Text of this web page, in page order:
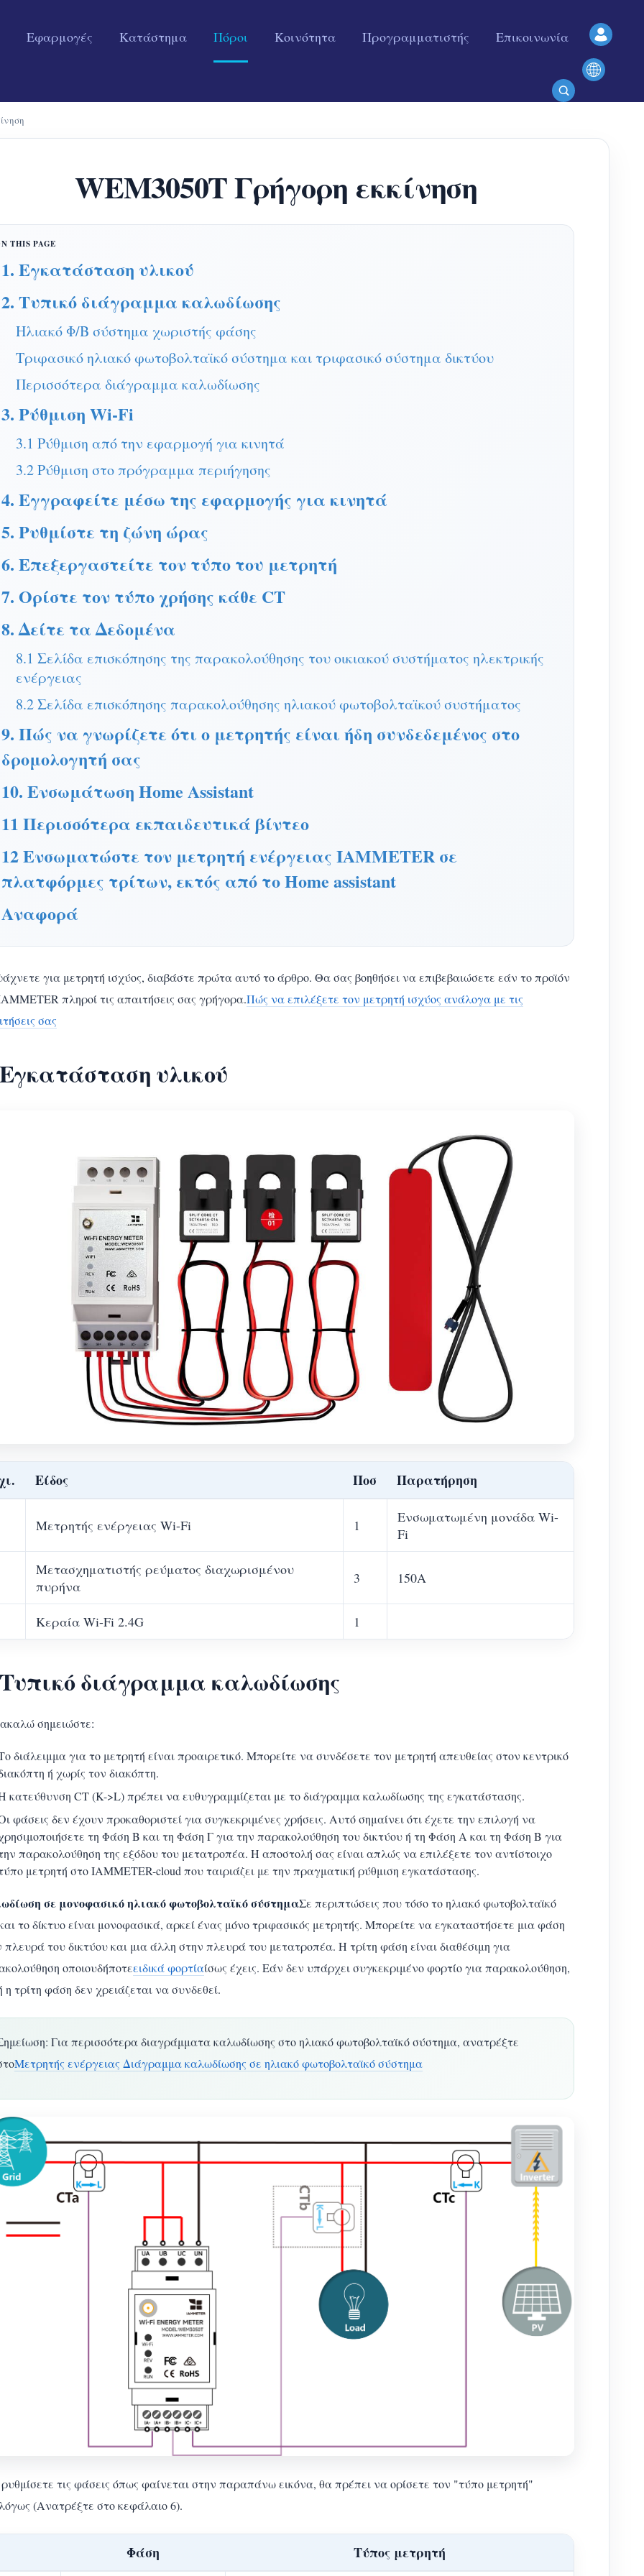
Εφαρμογές Κατάστημα Πόροι Κοινότητα Προγραμματιστής Επικοινωνία
WEM3050T Γρήγορη εκκίνηση
1. Εγκατάσταση υλικού
2. Τυπικό διάγραμμα καλωδίωσης
Ηλιακό Φ/Β σύστημα χωριστής φάσης
Τριφασικό ηλιακό φωτοβολταϊκό σύστημα και τριφασικό σύστημα δικτύου
Περισσότερα διάγραμμα καλωδίωσης
3. Ρύθμιση Wi-Fi
3.1 Ρύθμιση από την εφαρμογή για κινητά
3.2 Ρύθμιση στο πρόγραμμα περιήγησης
4. Εγγραφείτε μέσω της εφαρμογής για κινητά
5. Ρυθμίστε τη ζώνη ώρας
6. Επεξεργαστείτε τον τύπο του μετρητή
7. Ορίστε τον τύπο χρήσης κάθε CT
8. Δείτε τα Δεδομένα
8.1 Σελίδα επισκόπησης της παρακολούθησης του οικιακού συστήματος ηλεκτρικής
ενέργειας
8.2 Σελίδα επισκόπησης παρακολούθησης ηλιακού φωτοβολταϊκού συστήματος
9. Πώς να γνωρίζετε ότι ο μετρητής είναι ήδη συνδεδεμένος στο
δρομολογητή σας
10. Ενσωμάτωση Home Assistant
11 Περισσότερα εκπαιδευτικά βίντεο
12 Ενσωματώστε τον μετρητή ενέργειας IAMMETER σε
πλατφόρμες τρίτων, εκτός από το Home assistant
Αναφορά
για μετρητή ισχύος, διαβάστε πρώτα αυτό το άρθρο. Θα σας βοηθήσει να επιβεβαιώσετε εάν το προϊόν
πληροί τις απαιτήσεις σας γρήγορα.Πώς να επιλέξετε τον μετρητή ισχύος ανάλογα με τις
σας
υλικού
Είδος Ποσ Παρατήρηση
Μετρητής ενέργειας Wi-Fi 1
Ενσωματωμένη μονάδα Wi-
Fi
Μετασχηματιστής ρεύματος διαχωρισμένου
πυρήνα
3 150Α
Κεραία Wi-Fi 2.4G 1
διάγραμμα καλωδίωσης
σημειώστε:
διάλειμμα για το μετρητή είναι προαιρετικό. Μπορείτε να συνδέσετε τον μετρητή απευθείας στον κεντρικό
ή χωρίς τον διακόπτη.
κατεύθυνση CT (K->L) πρέπει να ευθυγραμμίζεται με το διάγραμμα καλωδίωσης της εγκατάστασης.
φάσεις δεν έχουν προκαθοριστεί για συγκεκριμένες χρήσεις. Αυτό σημαίνει ότι έχετε την επιλογή να
τη Φάση Β και τη Φάση Γ για την παρακολούθηση του δικτύου ή τη Φάση Α και τη Φάση Β για
παρακολούθηση της εξόδου του μετατροπέα. Η αποστολή σας είναι απλώς να επιλέξετε τον αντίστοιχο
μετρητή στο IAMMETER-cloud που ταιριάζει με την πραγματική ρύθμιση εγκατάστασης.
σε μονοφασικό ηλιακό φωτοβολταϊκό σύστημαΣε περιπτώσεις που τόσο το ηλιακό φωτοβολταϊκό
το δίκτυο είναι μονοφασικά, αρκεί ένας μόνο τριφασικός μετρητής. Μπορείτε να εγκαταστήσετε μια φάση
πλευρά του δικτύου και μια άλλη στην πλευρά του μετατροπέα. Η τρίτη φάση είναι διαθέσιμη για
οποιουδήποτεειδικά φορτίαίσως έχεις. Εάν δεν υπάρχει συγκεκριμένο φορτίο για παρακολούθηση,
η τρίτη φάση δεν χρειάζεται να συνδεθεί.
Για περισσότερα διαγράμματα καλωδίωσης στο ηλιακό φωτοβολταϊκό σύστημα, ανατρέξτε
Μετρητής ενέργειας Διάγραμμα καλωδίωσης σε ηλιακό φωτοβολταϊκό σύστημα
τις φάσεις όπως φαίνεται στην παραπάνω εικόνα, θα πρέπει να ορίσετε τον "τύπο μετρητή"
(Ανατρέξτε στο κεφάλαιο 6).
Φάση Τύπος μετρητή